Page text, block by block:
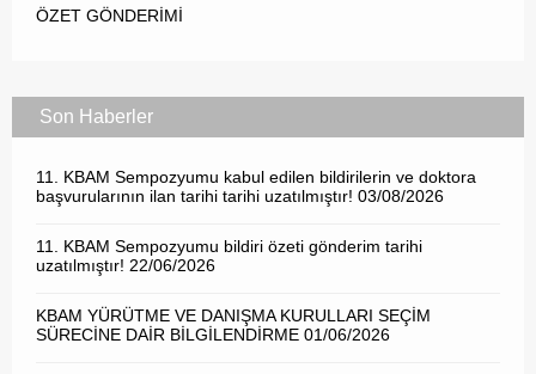
ÖZET GÖNDERİMİ
Son Haberler
11. KBAM Sempozyumu kabul edilen bildirilerin ve doktora
başvurularının ilan tarihi tarihi uzatılmıştır! 03/08/2026
11. KBAM Sempozyumu bildiri özeti gönderim tarihi
uzatılmıştır! 22/06/2026
KBAM YÜRÜTME VE DANIŞMA KURULLARI SEÇİM
SÜRECİNE DAİR BİLGİLENDİRME 01/06/2026